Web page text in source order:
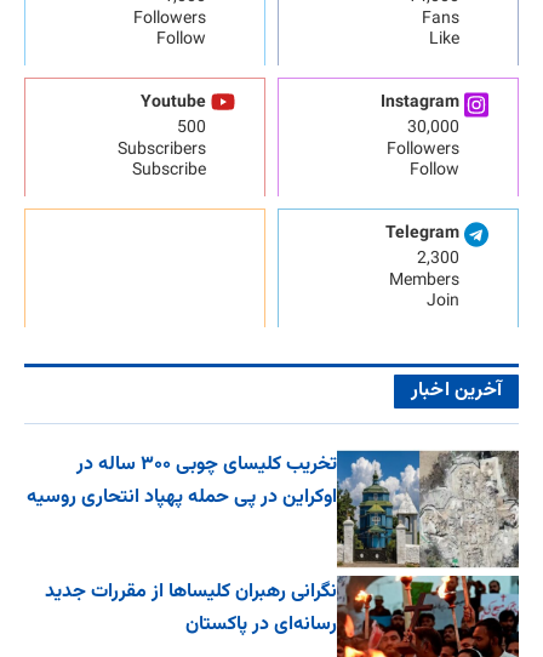
Fans
Like
Followers
Follow
Instagram
30,000
Followers
Follow
Youtube
500
Subscribers
Subscribe
Telegram
2,300
Members
Join
آخرین اخبار
تخریب کلیسای چوبی ۳۰۰ ساله در
اوکراین در پی حمله پهپاد انتحاری روسیه
نگرانی رهبران کلیساها از مقررات جدید
رسانه‌ای در پاکستان